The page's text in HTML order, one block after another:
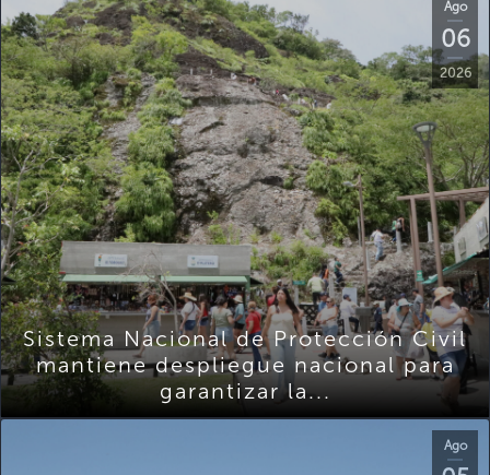
Ago
06
2026
Sistema Nacional de Protección Civil
mantiene despliegue nacional para
garantizar la...
Ago